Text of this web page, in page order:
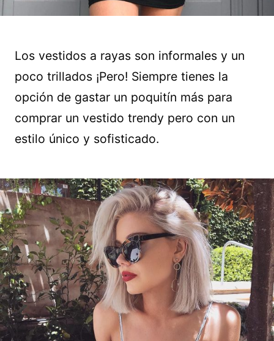
Los vestidos a rayas son informales y un
poco trillados ¡Pero! Siempre tienes la
opción de gastar un poquitín más para
comprar un vestido trendy pero con un
estilo único y sofisticado.